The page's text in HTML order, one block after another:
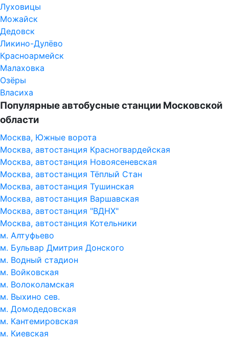
Луховицы
Можайск
Дедовск
Ликино-Дулёво
Красноармейск
Малаховка
Озёры
Власиха
Популярные автобусные станции Московской
области
Москва, Южные ворота
Москва, автостанция Красногвардейская
Москва, автостанция Новоясеневская
Москва, автостанция Тёплый Стан
Москва, автостанция Тушинская
Москва, автостанция Варшавская
Москва, автостанция "ВДНХ"
Москва, автостанция Котельники
м. Алтуфьево
м. Бульвар Дмитрия Донского
м. Водный стадион
м. Войковская
м. Волоколамская
м. Выхино сев.
м. Домодедовская
м. Кантемировская
м. Киевская